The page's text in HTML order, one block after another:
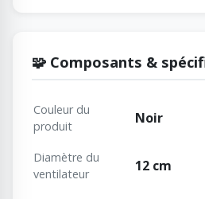
🧩 Composants &
Couleur du
produit
Noir
Diamètre du
ventilateur
12 cm